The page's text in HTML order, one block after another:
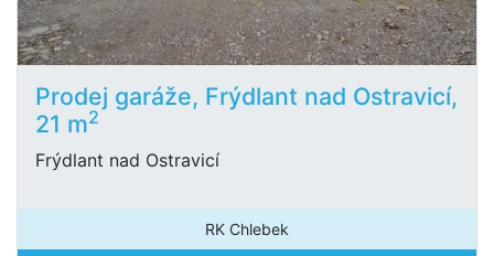
Prodej garáže, Frýdlant nad Ostravicí,
21 m2
Frýdlant nad Ostravicí
RK Chlebek